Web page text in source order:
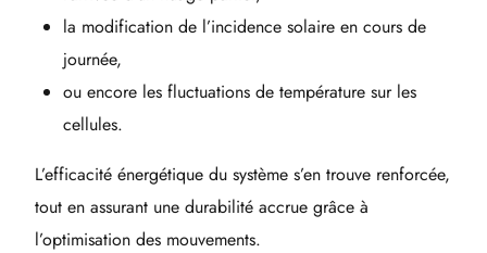
la modification de l’incidence solaire en cours de
journée,
ou encore les fluctuations de température sur les
cellules.
L’efficacité énergétique du système s’en trouve renforcée,
tout en assurant une durabilité accrue grâce à
l’optimisation des mouvements.